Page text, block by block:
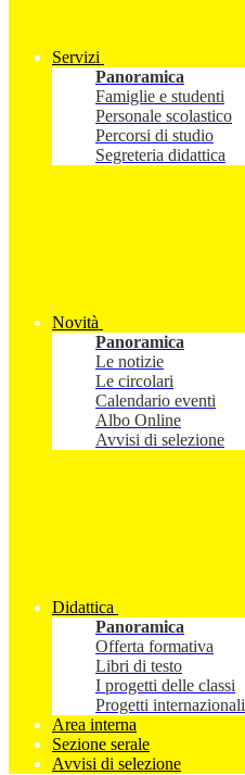
Servizi
Panoramica
Famiglie e studenti
Personale scolastico
Percorsi di studio
Segreteria didattica
Novità
Panoramica
Le notizie
Le circolari
Calendario eventi
Albo Online
Avvisi di selezione
Didattica
Panoramica
Offerta formativa
Libri di testo
I progetti delle classi
Progetti internazionali
Area interna
Sezione serale
Avvisi di selezione